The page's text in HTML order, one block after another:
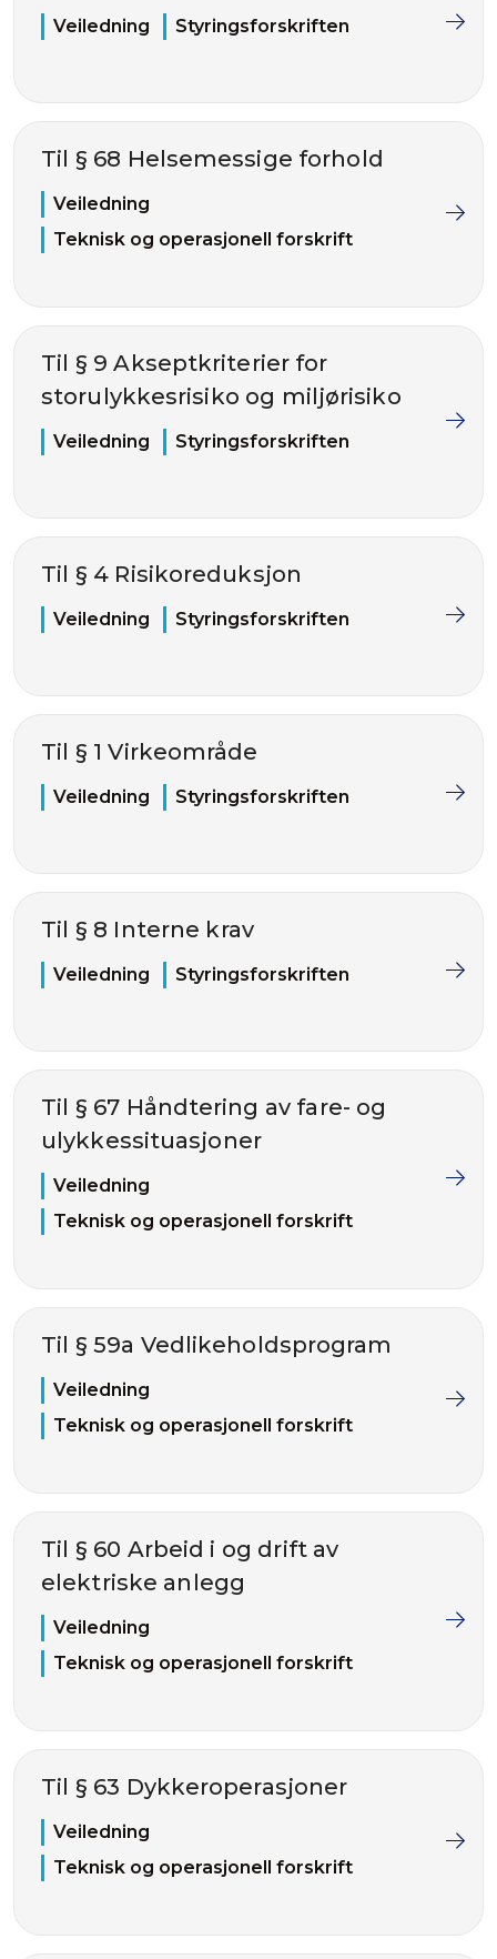
Veiledning Styringsforskriften
Til § 68 Helsemessige forhold
Veiledning
Teknisk og operasjonell forskrift
Til § 9 Akseptkriterier for
storulykkesrisiko og miljørisiko
Veiledning Styringsforskriften
Til § 4 Risikoreduksjon
Veiledning Styringsforskriften
Til § 1 Virkeområde
Veiledning Styringsforskriften
Til § 8 Interne krav
Veiledning Styringsforskriften
Til § 67 Håndtering av fare- og
ulykkessituasjoner
Veiledning
Teknisk og operasjonell forskrift
Til § 59a Vedlikeholdsprogram
Veiledning
Teknisk og operasjonell forskrift
Til § 60 Arbeid i og drift av
elektriske anlegg
Veiledning
Teknisk og operasjonell forskrift
Til § 63 Dykkeroperasjoner
Veiledning
Teknisk og operasjonell forskrift